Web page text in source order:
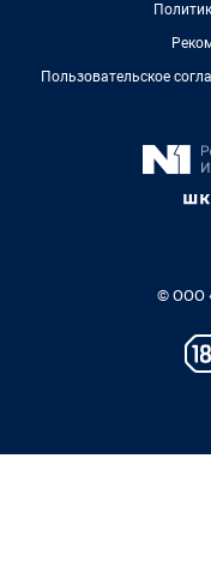
Пользовательское
© ООО